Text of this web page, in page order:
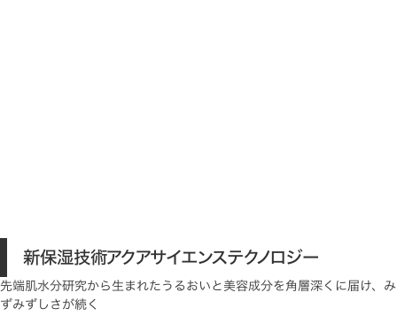
新保湿技術アクアサイエンステクノロジー
先端肌水分研究から生まれたうるおいと美容成分を角層深くに届け、み
ずみずしさが続く